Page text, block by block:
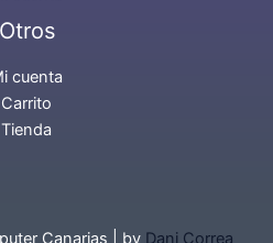
Otros
cuenta
Carrito
Tienda
Canarias | by Dani Correa